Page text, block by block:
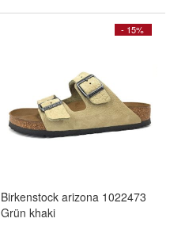
- 15%
Birkenstock arizona 1022473
Grün khaki